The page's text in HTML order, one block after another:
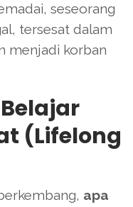
seseorang
tersesat dalam
menjadi korban
(Lifelong
apa